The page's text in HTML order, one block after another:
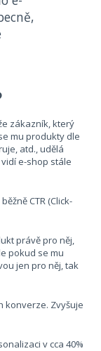
zákazník, který
mu produkty dle
atd., udělá
e-shop stále
CTR (Click-
právě pro něj,
pokud se mu
jen pro něj, tak
konverze. Zvyšuje
v cca 40%